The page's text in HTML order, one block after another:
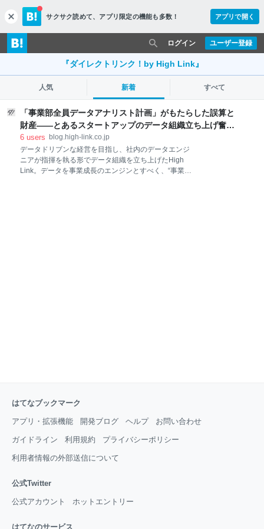
c
l
o
s
サクサク読めて、 アプリ限定の機能も多数！ アプリで開く
ユーザー登録
ログイン
『ダイレクトリンク！by High Link』
人気 新着 すべて
「事業部全員データアナリスト計画」がもたらした誤算と
財産——とあるスタートアップのデータ組織立ち上げ奮闘
記 - ダイレクトリンク！by High Link
6 users blog.high-link.co.jp
データドリブンな経営を目指し、社内のデータエンジ
ニアが指揮を執る形でデータ組織を立ち上げたHigh
Link。データを事業成長のエンジンとすべく、“事業部
はてなブックマーク
アプリ・拡張機能 開発ブログ ヘルプ お問い合わせ
ガイドライン 利用規約 プライバシーポリシー
利用者情報の外部送信について
公式Twitter
公式アカウント ホットエントリー
はてなのサービス